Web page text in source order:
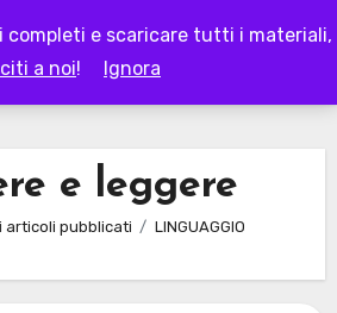
completi e scaricare tutti i materiali,
a noi! Ignora
e leggere
articoli pubblicati
LINGUAGGIO